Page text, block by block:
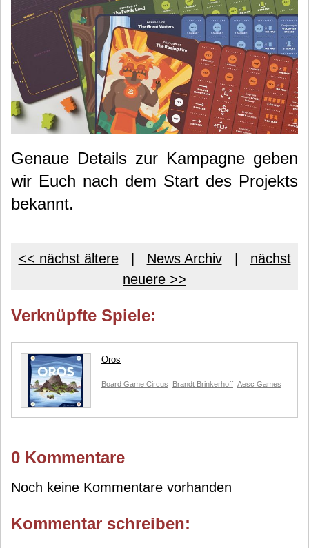
Genaue Details zur Kampagne geben
wir Euch nach dem Start des Projekts
bekannt.
<< nächst ältere| News Archiv| nächst
neuere >>
Verknüpfte Spiele:
Oros
Board Game Circus Brandt Brinkerhoff Aesc Games
0 Kommentare
Noch keine Kommentare vorhanden
Kommentar schreiben: